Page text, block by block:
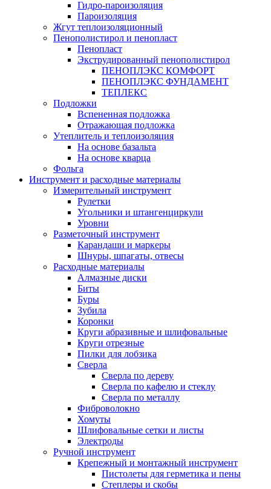
Гидро-пароизоляция
Пароизоляция
Жгут теплоизоляционный
Пенополистирол и пенопласт
Пенопласт
Экструдированный пенополистирол
ПЕНОПЛЭКС КОМФОРТ
ПЕНОПЛЭКС ФУНДАМЕНТ
ТЕПЛЕКС
Подложки
Вспененная подложка
Отражающая подложка
Утеплитель и теплоизоляция
На основе базальта
На основе кварца
Фольга
Инструмент и расходные материалы
Измерительный инструмент
Рулетки
Угольники и штангенциркули
Уровни
Разметочный инструмент
Карандаши и маркеры
Шнуры, шпагаты, отвесы
Расходные материалы
Алмазные диски
Биты
Буры
Зубила
Коронки
Круги абразивные и шлифовальные
Круги отрезные
Пилки для лобзика
Сверла
Сверла по дереву
Сверла по кафелю и стеклу
Сверла по металлу
Фиброволокно
Хомуты
Шлифовальные сетки и листы
Электроды
Ручной инструмент
Крепежный и монтажный инструмент
Пистолеты для герметика и пены
Степлеры и скобы